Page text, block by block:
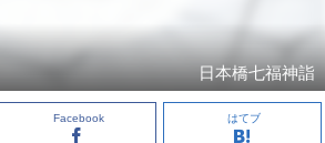
日本橋七福神詣
Facebook はてブ